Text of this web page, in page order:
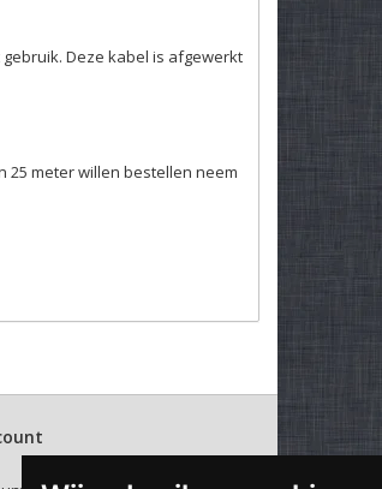
Deze kabel is afgewerkt
25 meter willen bestellen neem